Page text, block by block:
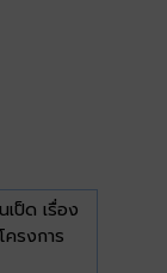
เป็ด เรื่อง
ครงการ